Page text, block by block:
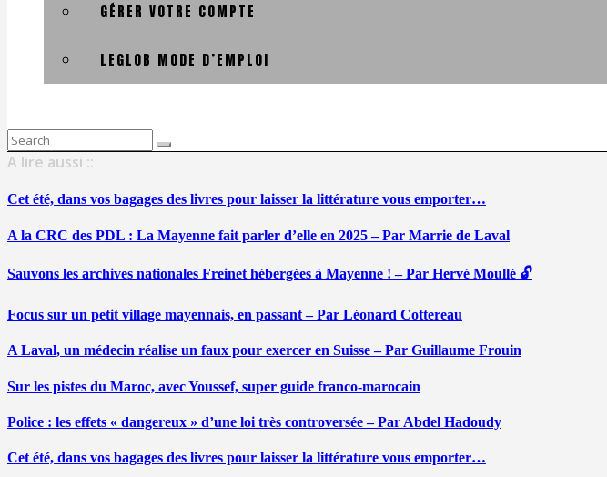
GÉRER VOTRE COMPTE
LEGLOB MODE D’EMPLOI
Search
for:
A lire aussi ::
Cet été, dans vos bagages des livres pour laisser la littérature vous emporter…
A la CRC des PDL : La Mayenne fait parler d’elle en 2025 – Par Marrie de Laval
Sauvons les archives nationales Freinet hébergées à Mayenne ! – Par Hervé Moullé 🔓
Focus sur un petit village mayennais, en passant – Par Léonard Cottereau
A Laval, un médecin réalise un faux pour exercer en Suisse – Par Guillaume Frouin
Sur les pistes du Maroc, avec Youssef, super guide franco-marocain
Police : les effets « dangereux » d’une loi très controversée – Par Abdel Hadoudy
Cet été, dans vos bagages des livres pour laisser la littérature vous emporter…